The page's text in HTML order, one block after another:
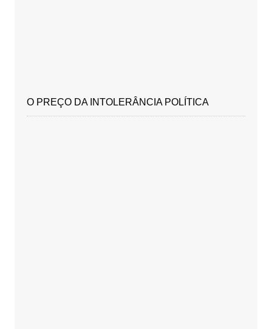
O PREÇO DA INTOLERÂNCIA POLÍTICA